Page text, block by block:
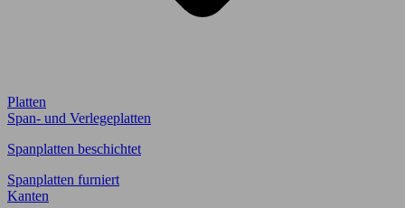
Platten
Span- und Verlegeplatten
Spanplatten beschichtet
Spanplatten furniert
Kanten